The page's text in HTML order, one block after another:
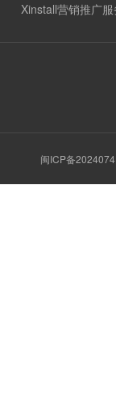
Xinstall营销推广
闽ICP备